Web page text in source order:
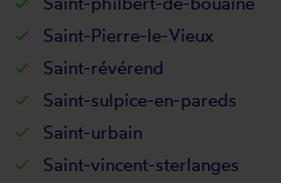
Saint-Pierre-le-Vieux
Saint-révérend
Saint-sulpice-en-pareds
Saint-urbain
Saint-vincent-sterlanges